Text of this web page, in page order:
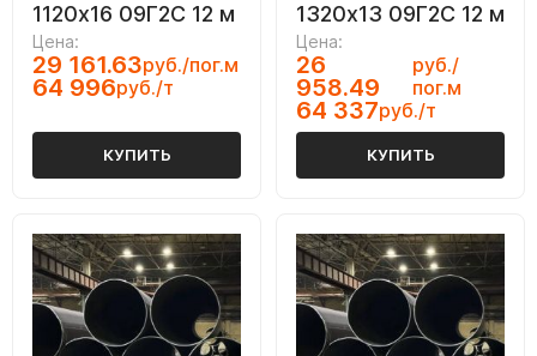
1120х16 09Г2С 12 м
Цена:
29 161.63руб./пог.м
64 996руб./т
КУПИТЬ
1320х13 09Г2С 12 м
Цена:
26
958.49
руб./
пог.м
64 337руб./т
КУПИТЬ